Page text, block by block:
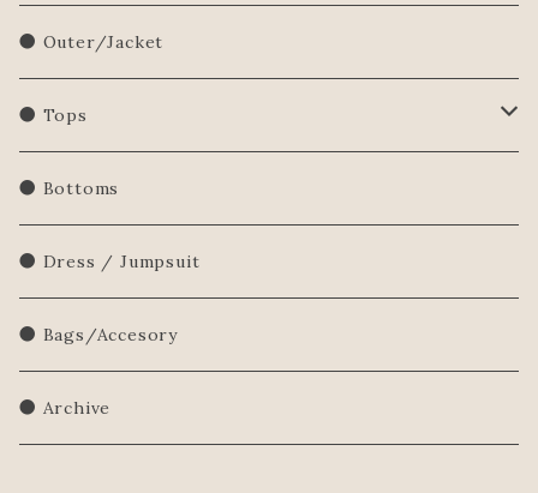
● Outer/Jacket
● Tops
Shirts/Blouse
Sweatershirt
Sweater
● Bottoms
● Dress / Jumpsuit
● Bags/Accesory
● Archive